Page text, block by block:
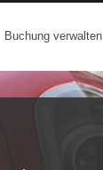
Buchung verwalten